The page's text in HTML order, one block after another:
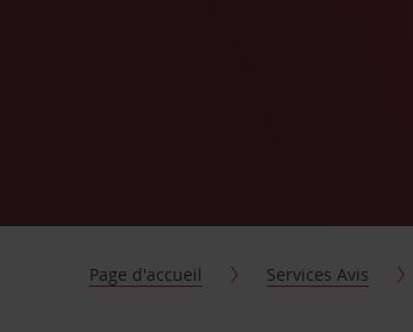
Page d'accueil Services Avis